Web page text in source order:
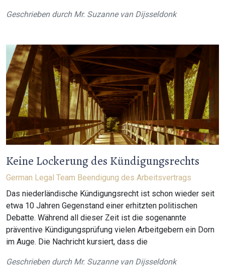
Geschrieben durch Mr. Suzanne van Dijsseldonk
Keine Lockerung des Kündigungsrechts
German Legal Team Beendigung des Arbeitsvertrags
Das niederländische Kündigungsrecht ist schon wieder seit
etwa 10 Jahren Gegenstand einer erhitzten politischen
Debatte. Während all dieser Zeit ist die sogenannte
präventive Kündigungsprüfung vielen Arbeitgebern ein Dorn
im Auge. Die Nachricht kursiert, dass die
Geschrieben durch Mr. Suzanne van Dijsseldonk